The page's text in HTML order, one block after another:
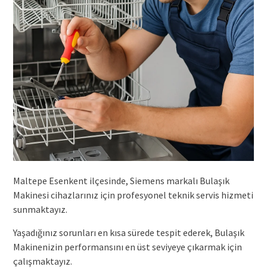
Maltepe Esenkent ilçesinde, Siemens markalı Bulaşık
Makinesi cihazlarınız için profesyonel teknik servis hizmeti
sunmaktayız.
Yaşadığınız sorunları en kısa sürede tespit ederek, Bulaşık
Makinenizin performansını en üst seviyeye çıkarmak için
çalışmaktayız.